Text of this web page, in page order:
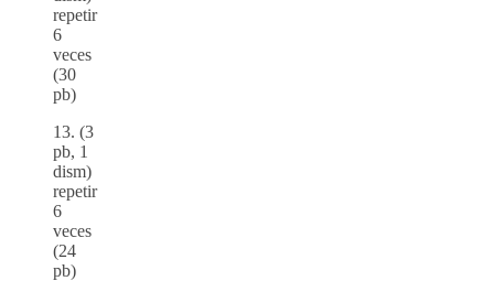
repetir
6
veces
(30
pb)
13. (3
pb, 1
dism)
repetir
6
veces
(24
pb)